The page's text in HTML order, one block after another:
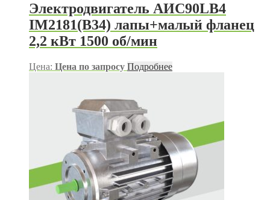
Электродвигатель АИС90LB4
IM2181(B34) лапы+малый фланец
2,2 кВт 1500 об/мин
Цена: Цена по запросу Подробнее